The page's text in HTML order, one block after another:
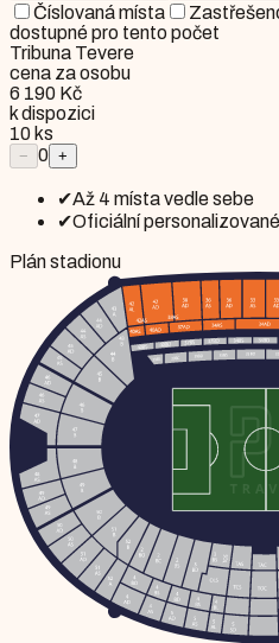
Číslovaná místa
dostupné pro tento počet
Tribuna Tevere
cena za osobu
6 190 Kč
k dispozici
10 ks
− 0 +
✔Až 4 místa vedle sebe
✔Oficiální
Plán stadionu